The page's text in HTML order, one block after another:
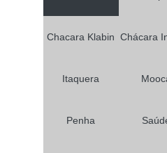
Chacara Klabin Chácara
Itaquera
Penha